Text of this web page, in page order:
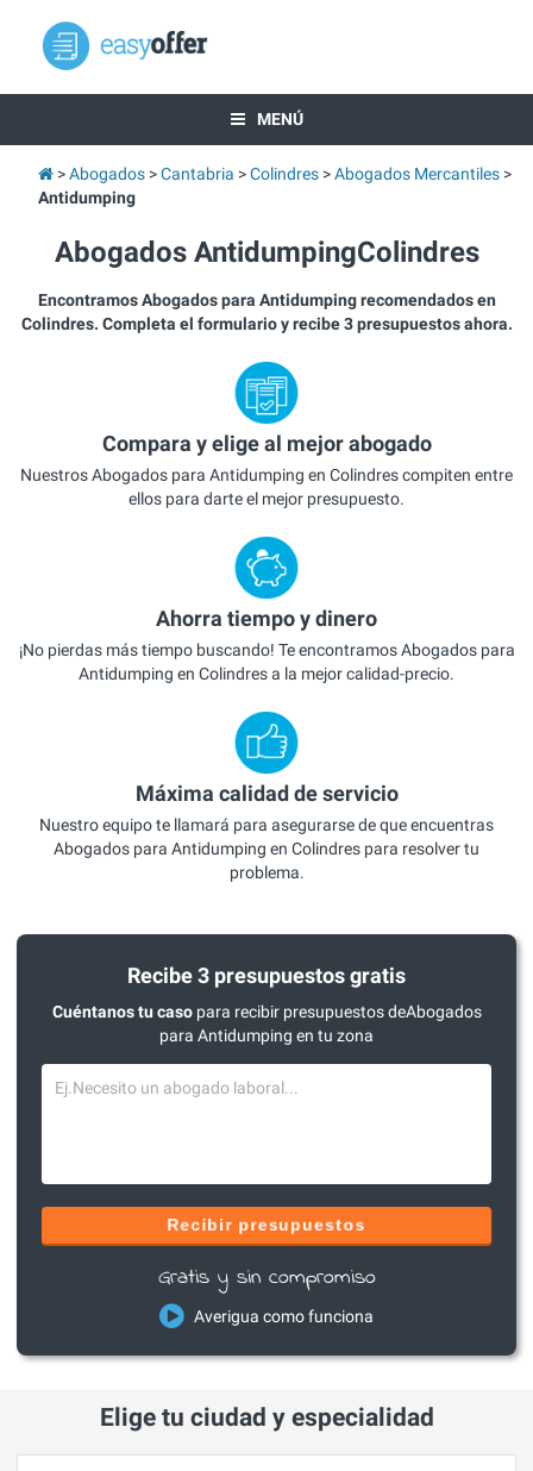
MENÚ
Abogados Cantabria Colindres
Abogados Mercantiles
Antidumping
Abogados AntidumpingColindres
Encontramos Abogados para Antidumping recomendados en
Colindres. Completa el formulario y recibe 3 presupuestos ahora.
Compara y elige al mejor abogado
Nuestros Abogados para Antidumping en Colindres compiten entre
ellos para darte el mejor presupuesto.
Ahorra tiempo y dinero
¡No pierdas más tiempo buscando! Te encontramos Abogados para
Antidumping en Colindres a la mejor calidad-precio.
Máxima calidad de servicio
Nuestro equipo te llamará para asegurarse de que encuentras
Abogados para Antidumping en Colindres para resolver tu
problema.
Recibe 3 presupuestos gratis
Cuéntanos tu casopara recibir presupuestos deAbogados
para Antidumping en tu zona
Recibir presupuestos
Gratis y sin compromiso
Averigua como funciona
Elige tu ciudad y especialidad